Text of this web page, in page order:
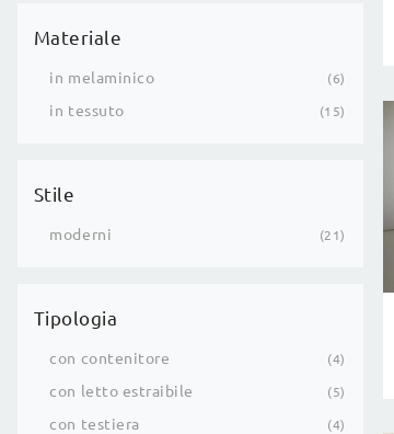
Materiale
in melaminico 6
in tessuto 15
Stile
moderni 21
Tipologia
con contenitore 4
con letto estraibile 5
con testiera 4